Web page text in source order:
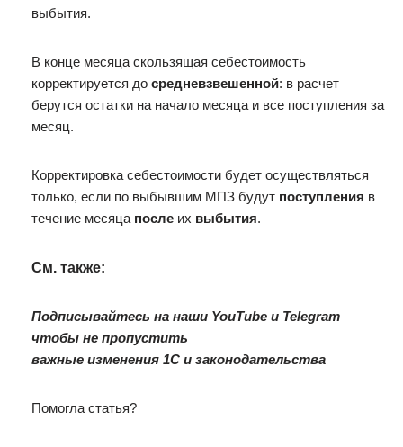
выбытия.
В конце месяца скользящая себестоимость
корректируется до средневзвешенной: в расчет
берутся остатки на начало месяца и все поступления за
месяц.
Корректировка себестоимости будет осуществляться
только, если по выбывшим МПЗ будут поступления в
течение месяца после их выбытия.
См. также:
Подписывайтесь на наши YouTube и Telegram
чтобы не пропустить
важные изменения 1С и законодательства
Помогла статья?